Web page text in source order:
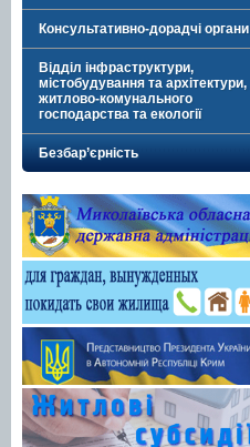
Консультативно-дорадчі органи
Відділ інфраструктури,
містобудування та архітектури,
житлово-комунального
господарства та екології
Безбар’єрність